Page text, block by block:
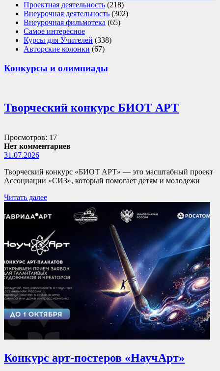
Проектная деятельность (218)
Внеурочная деятельность (302)
Внеурочная фильмотека (65)
Самое интересное
Курсы для Учителей (338)
Авторские колонки (67)
Конкурсы и олимпиады
Творческий конкурс БИОТ АРТ
Просмотров: 17
Нет комментариев
31.07.2026
Творческий конкурс «БИОТ АРТ» — это масштабный проект
Ассоциации «СИЗ», который помогает детям и молодежи
Читать далее
Конкурс арт-постеров «НаучАрт»